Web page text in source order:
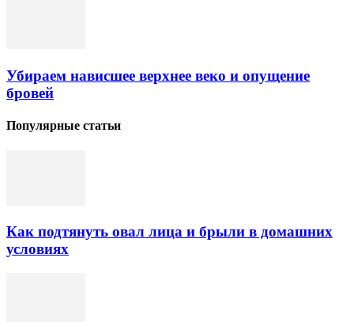
Убираем нависшее верхнее веко и опущение
бровей
Популярные статьи
Как подтянуть овал лица и брыли в домашних
условиях